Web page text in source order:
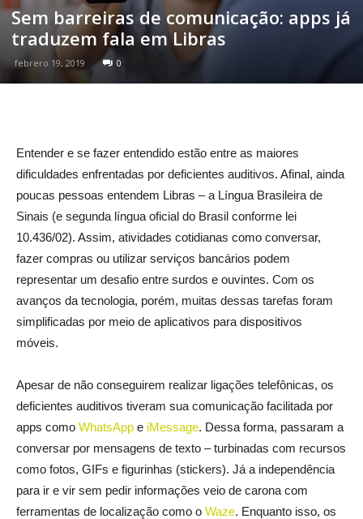
Sem barreiras de comunicação: apps já
traduzem fala em Libras
febrero 19, 2019 0
Entender e se fazer entendido estão entre as maiores
dificuldades enfrentadas por deficientes auditivos. Afinal, ainda
poucas pessoas entendem Libras – a Língua Brasileira de
Sinais (e segunda língua oficial do Brasil conforme lei
10.436/02). Assim, atividades cotidianas como conversar,
fazer compras ou utilizar serviços bancários podem
representar um desafio entre surdos e ouvintes. Com os
avanços da tecnologia, porém, muitas dessas tarefas foram
simplificadas por meio de aplicativos para dispositivos
móveis.
Apesar de não conseguirem realizar ligações telefônicas, os
deficientes auditivos tiveram sua comunicação facilitada por
apps como WhatsApp e iMessage. Dessa forma, passaram a
conversar por mensagens de texto – turbinadas com recursos
como fotos, GIFs e figurinhas (stickers). Já a independência
para ir e vir sem pedir informações veio de carona com
ferramentas de localização como o Waze. Enquanto isso, os